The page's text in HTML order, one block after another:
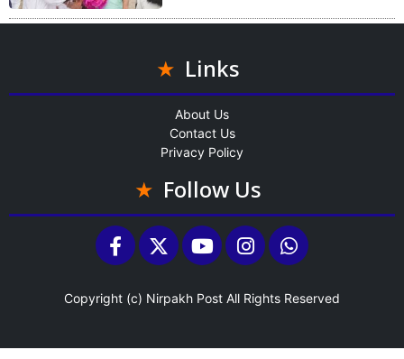
Links
About Us
Contact Us
Privacy Policy
Follow Us
Copyright (c) Nirpakh Post All Rights Reserved